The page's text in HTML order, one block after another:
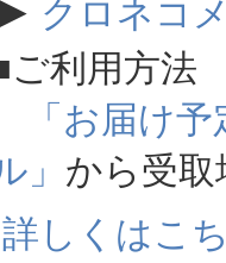
クロネコ
利用方法
「お届け
」 から受
詳しくはこ